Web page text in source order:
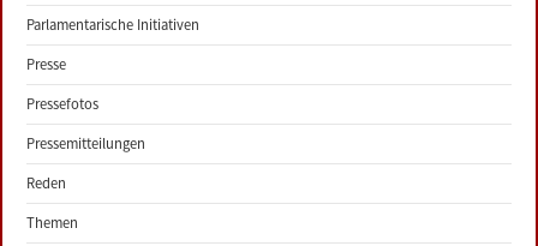
Parlamentarische Initiativen
Presse
Pressefotos
Pressemitteilungen
Reden
Themen